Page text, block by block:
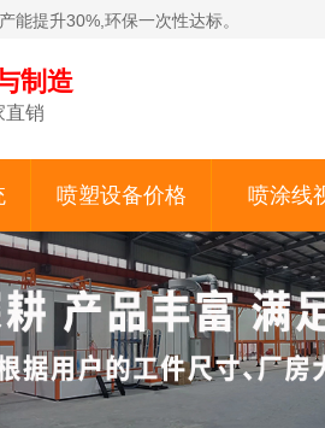
能提升30%,环保一次性达标。
制造
直销
喷塑设备价格 喷涂线